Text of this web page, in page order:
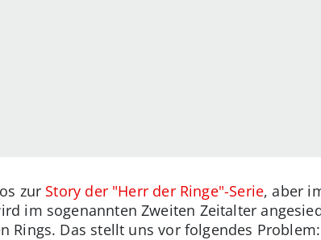
zur Story der "Herr der Ringe"-Serie, aber
im sogenannten Zweiten Zeitalter
Rings. Das stellt uns vor folgendes